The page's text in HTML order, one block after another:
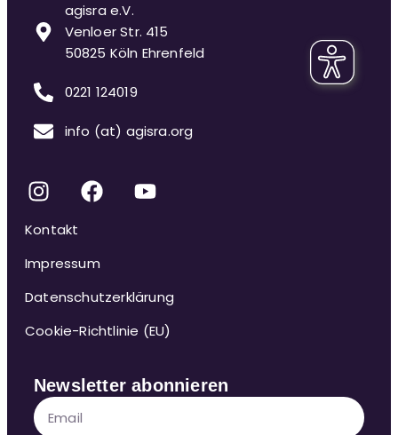
agisra e.V.
Venloer Str. 415
50825 Köln Ehrenfeld
0221 124019
info (at) agisra.org
Kontakt
Impressum
Datenschutzerklärung
Cookie-Richtlinie (EU)
Newsletter abonnieren